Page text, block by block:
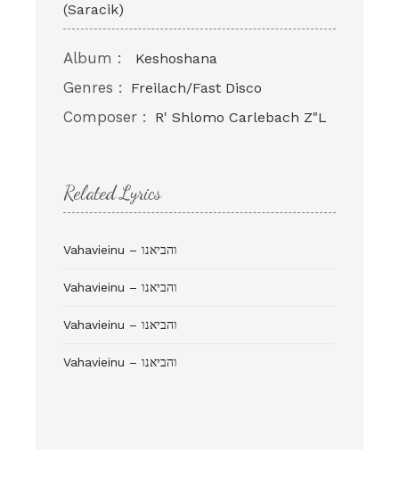
(Saracik)
Album : Keshoshana
Genres : Freilach/Fast Disco
Composer : R' Shlomo Carlebach Z"L
Related Lyrics
Vahavieinu – והביאנו
Vahavieinu – והביאנו
Vahavieinu – והביאנו
Vahavieinu – והביאנו